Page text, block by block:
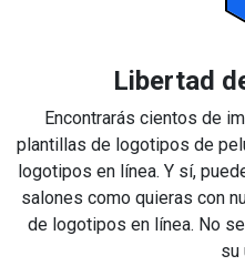
Libertad
Encontrarás cientos de
plantillas de logotipos de
logotipos en línea. Y sí,
salones como quieras con
de logotipos en línea. No
su